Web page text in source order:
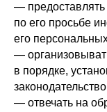
—
по его просьбе
его
—
в порядке,
— отвечать на